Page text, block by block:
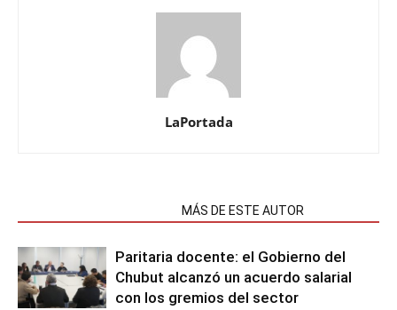
LaPortada
MÁS DE ESTE AUTOR
Paritaria docente: el Gobierno del
Chubut alcanzó un acuerdo salarial
con los gremios del sector